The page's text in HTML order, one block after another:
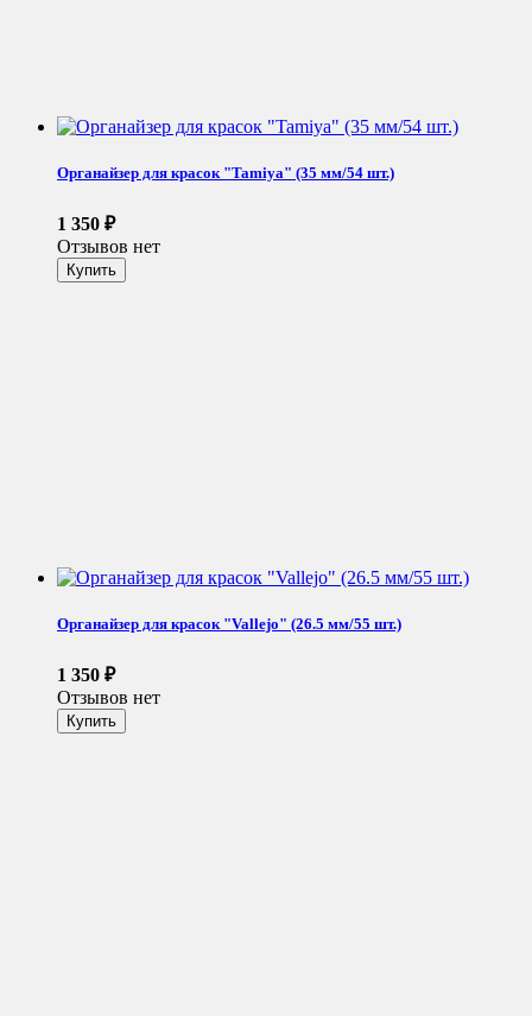
Органайзер для красок "Tamiya" (35 мм/54 шт.)
1 350 ₽
Отзывов нет
Органайзер для красок "Vallejo" (26.5 мм/55 шт.)
1 350 ₽
Отзывов нет